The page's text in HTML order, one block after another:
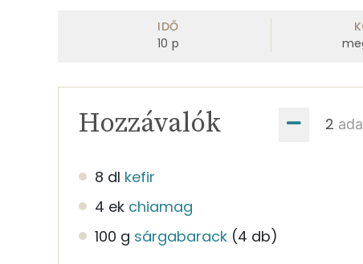
IDŐ
10 p
Hozzávalók
8 dl kefir
4 ek chiamag
100 g sárgabarack (4 db)